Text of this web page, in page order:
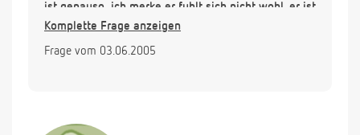
ist genauso .ich merke er fuhlt sich nicht wohl. er ist
nicht krank weil bei arzt war ich schon. ich weiss
geworden ist ,laufen kann er zwar noch nicht oder
danke
Komplette Frage anzeigen
Frage vom 03.06.2005